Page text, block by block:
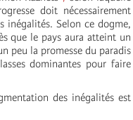
doit nécessairement
inégalités. Selon ce dogme,
que le pays aura atteint un
peu la promesse du paradis
dominantes pour faire
des inégalités est